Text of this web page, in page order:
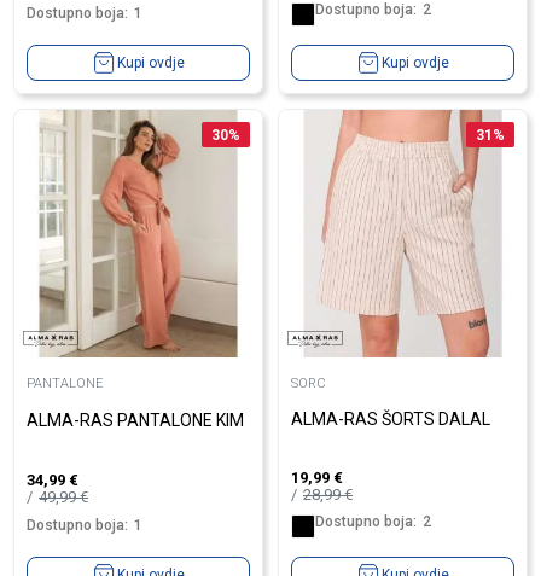
Dostupno boja: 1
Kupi ovdje
Dostupno boja: 2
Kupi ovdje
30%
PANTALONE
ALMA-RAS PANTALONE KIM
34,99 €
49,99€
Dostupno boja: 1
31 %
SORC
ALMA-RAS ŠORTS DALAL
19,99 €
28,99€
Dostupno boja: 2